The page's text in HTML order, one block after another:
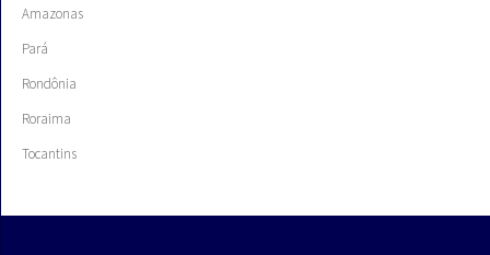
Amazonas
Pará
Rondônia
Roraima
Tocantins